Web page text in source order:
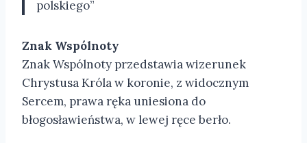
polskiego”
Znak Wspólnoty
Znak Wspólnoty przedstawia wizerunek
Chrystusa Króla w koronie, z widocznym
Sercem, prawa ręka uniesiona do
błogosławieństwa, w lewej ręce berło.